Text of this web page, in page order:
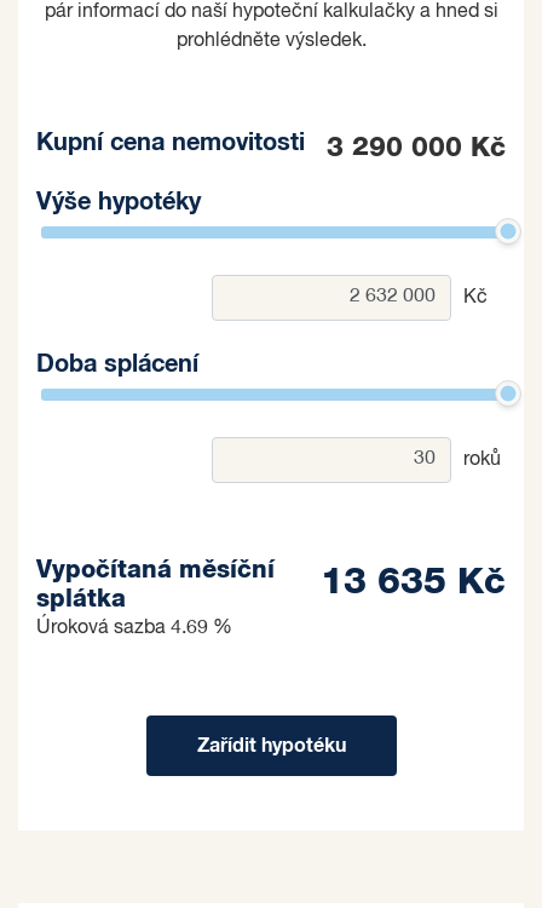
pár informací do naší hypoteční kalkulačky a hned si
prohlédněte výsledek.
Kupní cena nemovitosti 3 290 000 Kč
Výše hypotéky
Kč
Doba splácení
roků
Vypočítaná měsíční
splátka
Úroková sazba 4.69 %
13 635 Kč
Zařídit hypotéku